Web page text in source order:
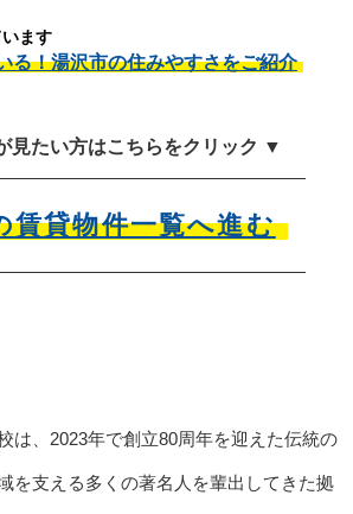
ます
る！湯沢市の住みやすさをご紹介
見たい方はこちらをクリック ▼
賃貸物件一覧へ進む
は、2023年で創立80周年を迎えた伝統の
を支える多くの著名人を輩出してきた拠